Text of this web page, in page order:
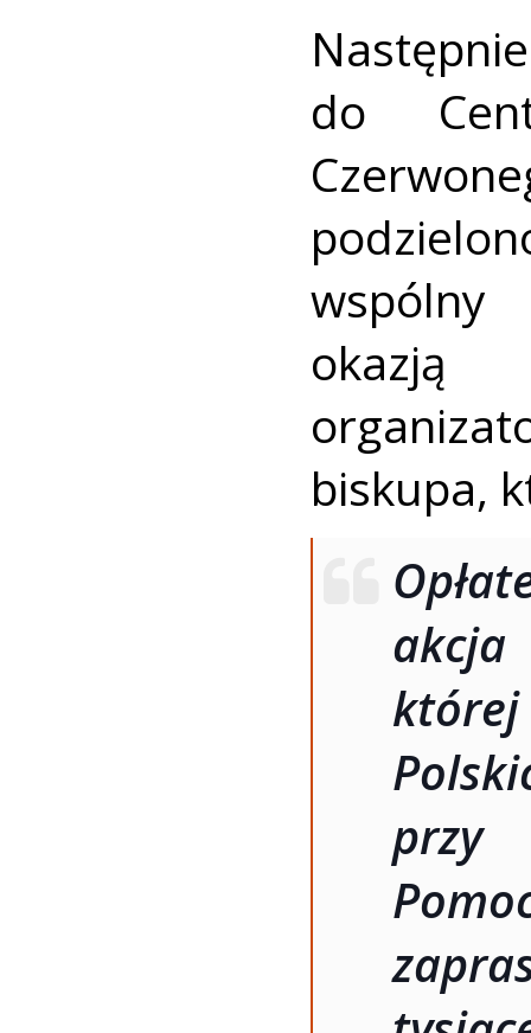
do
wspólny
biskupa,
przy